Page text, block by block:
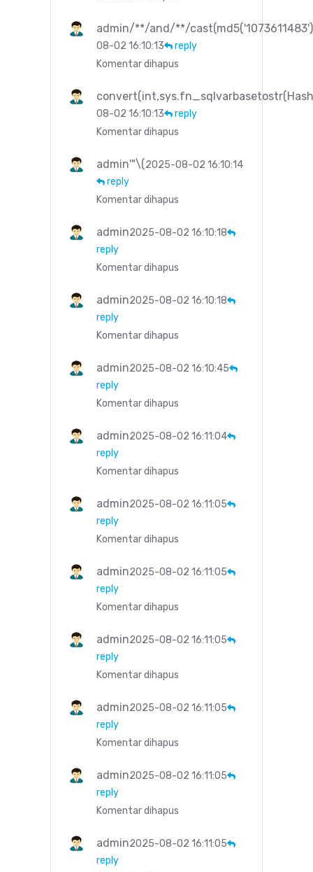
admin/**/and/**/
08-02 16:10:13
reply
Komentar dihapus
08-02 16:10:13
reply
Komentar dihapus
admin'"\(2025-08-02 16:10:14
reply
Komentar dihapus
admin2025-08-02 16:10:18
reply
Komentar dihapus
admin2025-08-02 16:10:18
reply
Komentar dihapus
admin2025-08-02 16:10:45
reply
Komentar dihapus
admin2025-08-02 16:11:04
reply
Komentar dihapus
admin2025-08-02 16:11:05
reply
Komentar dihapus
admin2025-08-02 16:11:05
reply
Komentar dihapus
admin2025-08-02 16:11:05
reply
Komentar dihapus
admin2025-08-02 16:11:05
reply
Komentar dihapus
admin2025-08-02 16:11:05
reply
Komentar dihapus
admin2025-08-02 16:11:05
reply